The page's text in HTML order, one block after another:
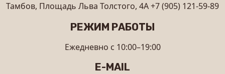
Тамбов, Площадь Льва Толстого, 4А+7 (905) 121-59-89
РЕЖИМ РАБОТЫ
Ежедневно с 10:00–19:00
E-MAIL